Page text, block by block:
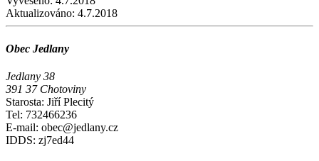
Aktualizováno: 4.7.2018
Obec Jedlany
Jedlany 38
391 37 Chotoviny
Starosta: Jiří Plecitý
Tel: 732466236
E-mail: obec@jedlany.cz
IDDS: zj7ed44